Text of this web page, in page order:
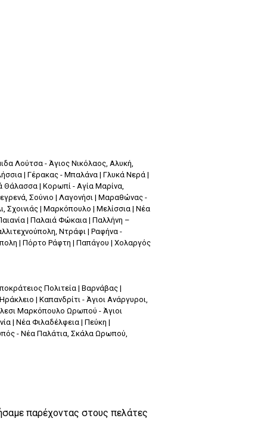
Λούτσα - Άγιος Νικόλαος, Αλυκή,
| Γέρακας - Μπαλάνα | Γλυκά Νερά |
Θάλασσα | Κορωπί - Αγία Μαρίνα,
Σούνιο | Λαγονήσι | Μαραθώνας -
Σχοινιάς | Μαρκόπουλο | Μελίσσια | Νέα
| Παλαιά Φώκαια | Παλλήνη –
Ντράφι | Ραφήνα -
| Πόρτο Ράφτη | Παπάγου | Χολαργός
Πολιτεία | Βαρνάβας |
| Καπανδρίτι - Άγιοι Ανάργυροι,
Μαρκόπουλο Ωρωπού - Άγιοι
| Νέα Φιλαδέλφεια | Πεύκη |
- Νέα Παλάτια, Σκάλα Ωρωπού,
παρέχοντας στους πελάτες